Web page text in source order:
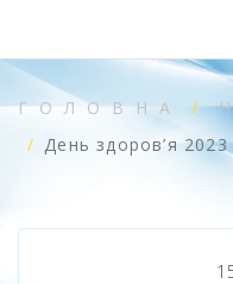
ГОЛОВНА
День здоров’я 2023